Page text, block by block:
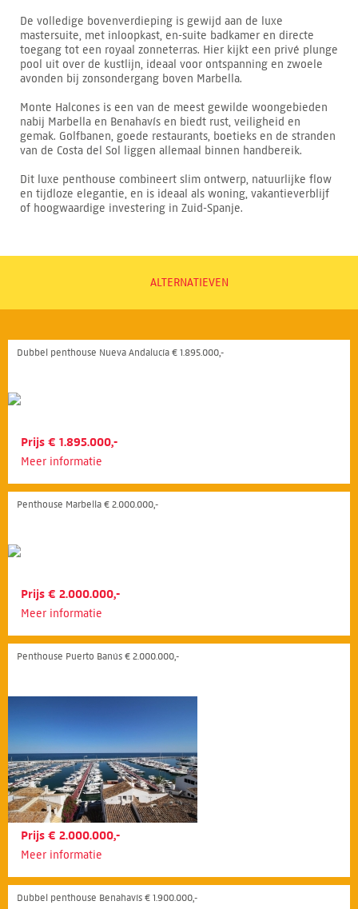
De volledige bovenverdieping is gewijd aan de luxe
mastersuite, met inloopkast, en-suite badkamer en directe
toegang tot een royaal zonneterras. Hier kijkt een privé plunge
pool uit over de kustlijn, ideaal voor ontspanning en zwoele
avonden bij zonsondergang boven Marbella.
Monte Halcones is een van de meest gewilde woongebieden
nabij Marbella en Benahavís en biedt rust, veiligheid en
gemak. Golfbanen, goede restaurants, boetieks en de stranden
van de Costa del Sol liggen allemaal binnen handbereik.
Dit luxe penthouse combineert slim ontwerp, natuurlijke flow
en tijdloze elegantie, en is ideaal als woning, vakantieverblijf
of hoogwaardige investering in Zuid-Spanje.
ALTERNATIEVEN
Dubbel penthouse Nueva Andalucía € 1.895.000,-
Prijs € 1.895.000,-
Meer informatie
Penthouse Marbella € 2.000.000,-
Prijs € 2.000.000,-
Meer informatie
Penthouse Puerto Banús € 2.000.000,-
Prijs € 2.000.000,-
Meer informatie
Dubbel penthouse Benahavís € 1.900.000,-